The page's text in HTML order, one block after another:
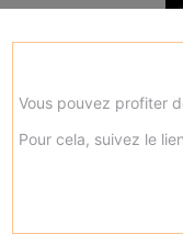
Vous pouvez profiter
Pour cela, suivez le